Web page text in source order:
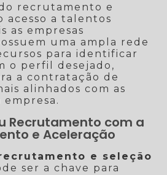
recrutamento e
acesso a talentos
as empresas
uma ampla rede
para identificar
o perfil desejado,
a contratação de
alinhados com as
empresa.
Recrutamento com a
e Aceleração
e seleção
ser a chave para